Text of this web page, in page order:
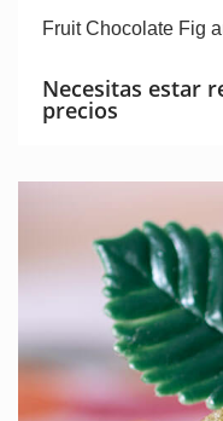
Fruit Chocolate Fig
Necesitas estar
precios